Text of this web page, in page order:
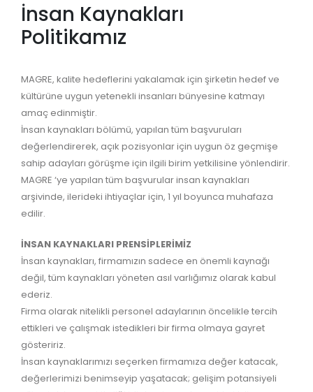
İnsan Kaynakları
Politikamız
MAGRE, kalite hedeflerini yakalamak için şirketin hedef ve
kültürüne uygun yetenekli insanları bünyesine katmayı
amaç edinmiştir.
İnsan kaynakları bölümü, yapılan tüm başvuruları
değerlendirerek, açık pozisyonlar için uygun öz geçmişe
sahip adayları görüşme için ilgili birim yetkilisine yönlendirir.
MAGRE ‘ye yapılan tüm başvurular insan kaynakları
arşivinde, ilerideki ihtiyaçlar için, 1 yıl boyunca muhafaza
edilir.
İNSAN KAYNAKLARI PRENSİPLERİMİZ
İnsan kaynakları, firmamızın sadece en önemli kaynağı
değil, tüm kaynakları yöneten asıl varlığımız olarak kabul
ederiz.
Firma olarak nitelikli personel adaylarının öncelikle tercih
ettikleri ve çalışmak istedikleri bir firma olmaya gayret
gösteririz.
İnsan kaynaklarımızı seçerken firmamıza değer katacak,
değerlerimizi benimseyip yaşatacak; gelişim potansiyeli